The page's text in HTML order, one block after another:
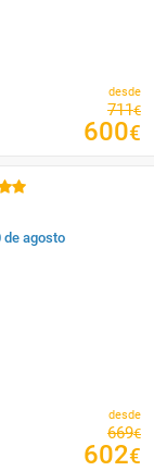
desde
711€
600€
de agosto
desde
669€
602€